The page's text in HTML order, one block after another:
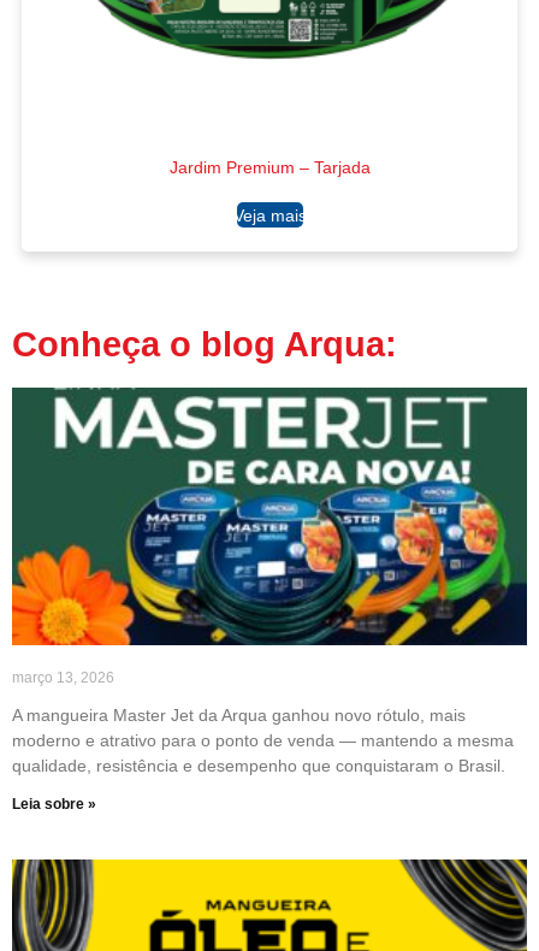
Jardim Premium – Tarjada
Ler mais
Conheça o blog Arqua:
março 13, 2026
A mangueira Master Jet da Arqua ganhou novo rótulo, mais
moderno e atrativo para o ponto de venda — mantendo a mesma
qualidade, resistência e desempenho que conquistaram o Brasil.
Leia sobre »